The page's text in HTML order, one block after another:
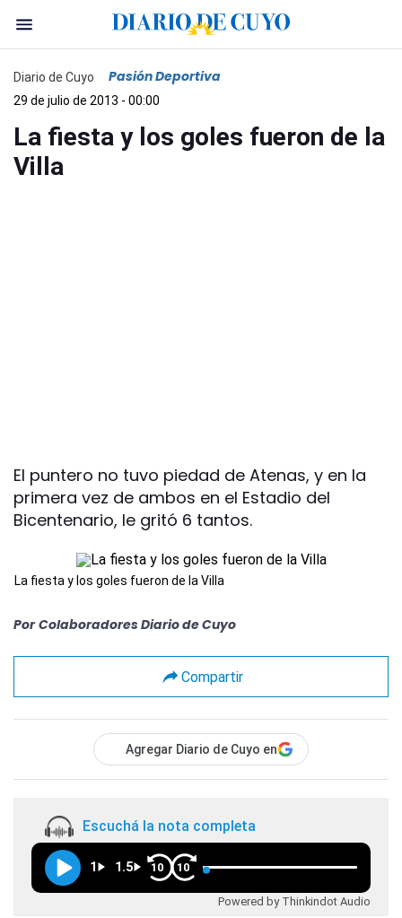
Diario de Cuyo Pasión Deportiva
29 de julio de 2013 - 00:00
La fiesta y los goles fueron de la
Villa
El puntero no tuvo piedad de Atenas, y en la
primera vez de ambos en el Estadio del
Bicentenario, le gritó 6 tantos.
La fiesta y los goles fueron de la Villa
Por Colaboradores Diario de Cuyo
Compartir
Agregar Diario de Cuyo en
Escuchá la nota completa
1 1.5 10 10
Powered by Thinkindot Audio